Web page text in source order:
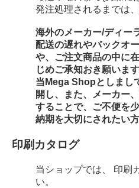
発注処理されるまでは
海外のメーカー/ディー
配送の遅れやバックオ
や、ご注文商品の中に
じめご承知おき願います
当Mega Shopとしまし
開し、また、メーカー
することで、ご不便を
納期を大切にされたい
印刷カタログ
当ショップでは、 印刷
い。